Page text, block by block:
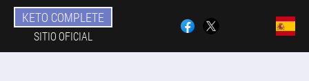
KETO COMPLETE
SITIO OFICIAL